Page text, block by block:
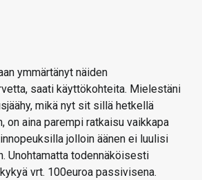
ymmärtänyt näiden
saati käyttökohteita. Mielestäni
mikä nyt sit sillä hetkellä
on aina parempi ratkaisu vaikkapa
jolloin äänen ei luulisi
Unohtamatta todennäköisesti
vrt. 100euroa passivisena.